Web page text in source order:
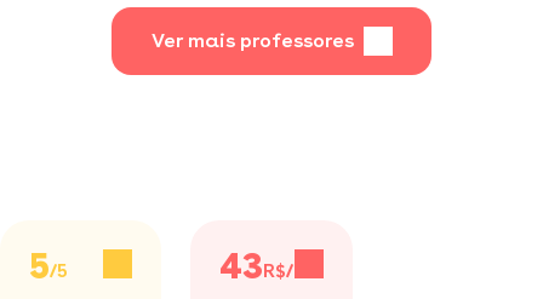
Ver mais professores
5/5 43R$/h